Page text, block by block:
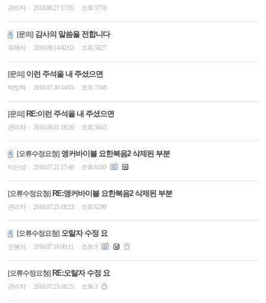
관리자 2016.09.27 17:35 조회 5716
[문의] 감사의 말씀을 전합니다
유해석 2016.08.14 02:02 조회 5627
[문의] 이런 주석을 내 주셨으면
박정택 2016.07.30 14:03 조회 7168
[문의] RE:이런 주석을 내 주셨으면
관리자 2016.08.01 18:28 조회 5643
[오류수정요청] 앵커바이블 요한복음2 삭제된 부분
이신성 2016.07.21 17:46 조회 6330
[오류수정요청] RE:앵커바이블 요한복음2 삭제된 부분
관리자 2016.07.25 18:23 조회 6299
[오류수정요청] 오탈자 수정 요
전봉석 2016.07.16 09:11 조회 9
[오류수정요청] RE:오탈자 수정 요
관리자 2016.07.25 18:25 조회 3